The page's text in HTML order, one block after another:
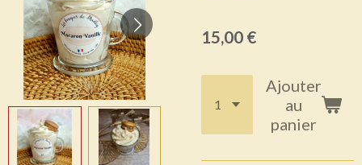
15,00 €
Ajouter
au
panier